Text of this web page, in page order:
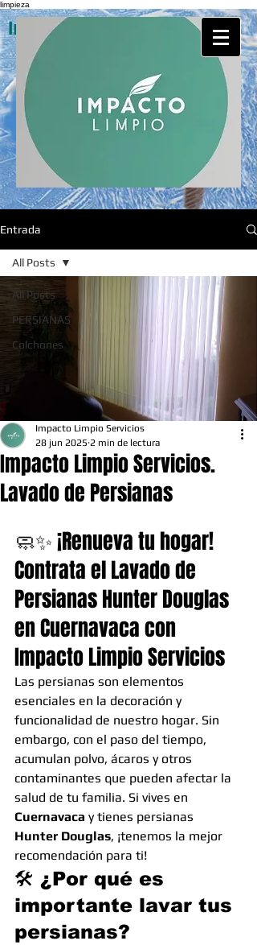
limpieza
Impacto Limpio Servicios
Entrada
All Posts
PERSIANAS
Colchones
All Posts
Impacto Limpio Servicios.
Lavado de Persianas
Impacto Limpio Servicios
28 jun 2025 2 min de lectura
🧼✨ ¡Renueva tu hogar!
Contrata el Lavado de
Persianas Hunter Douglas
en Cuernavaca con
Impacto Limpio Servicios
Las persianas son elementos
esenciales en la decoración y
funcionalidad de nuestro hogar. Sin
embargo, con el paso del tiempo,
acumulan polvo, ácaros y otros
contaminantes que pueden afectar la
salud de tu familia. Si vives en
Cuernavaca y tienes persianas
Hunter Douglas, ¡tenemos la mejor
recomendación para ti!
🛠 ¿Por qué es
importante lavar tus
persianas?